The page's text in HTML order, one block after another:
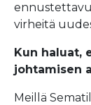
virheitä
Kun haluat,
johtamisen
Meillä